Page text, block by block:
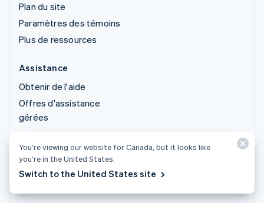
Plan du site
Paramètres des témoins
Plus de ressources
Assistance
Obtenir de l'aide
Offres d'assistance
gérées
© 2026 Stripe, LLC
You’re viewing our website for Canada, but it looks like
you’re in the United States.
Switch to the United States site